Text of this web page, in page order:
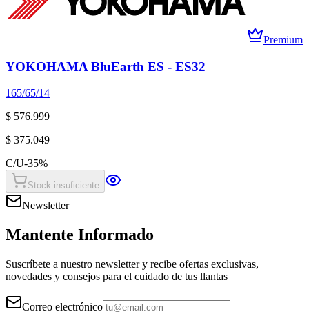
Premium
YOKOHAMA BluEarth ES - ES32
165/65/14
$ 576.999
$ 375.049
C/U-35%
Stock insuficiente
Newsletter
Mantente Informado
Suscríbete a nuestro newsletter y recibe ofertas exclusivas,
novedades y consejos para el cuidado de tus llantas
Correo electrónico